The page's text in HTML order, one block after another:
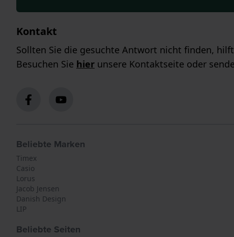
Kontakt
Sollten Sie die gesuchte Antwort nicht finden,
Besuchen Sie hier unsere Kontaktseite oder
Beliebte Marken
Timex
Casio
Lorus
Jacob Jensen
Danish Design
LIP
Beliebte Seiten